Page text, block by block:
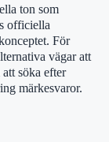
ton som
officiella
För
vägar att
söka efter
märkesvaror.